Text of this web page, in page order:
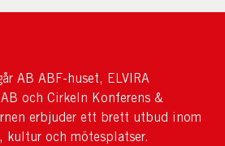
AB ABF-huset, ELVIRA
och Cirkeln Konferens &
erbjuder ett brett utbud inom
och mötesplatser.